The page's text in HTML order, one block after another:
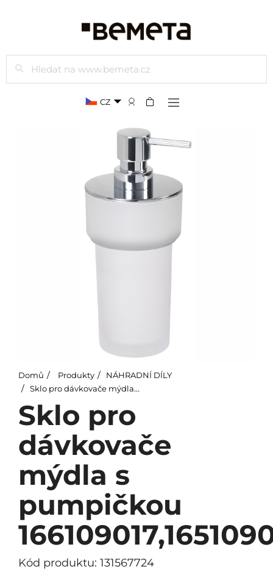
Hledat
CZ
Domů Produkty
NÁHRADNÍ DÍLY
Sklo pro dávkovače mýdla s pumpičkou 166109017,165109017
Sklo pro
dávkovače
mýdla s
pumpičkou
Kód produktu: 131567724